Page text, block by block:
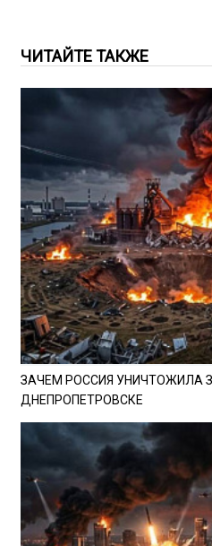
ЧИТАЙТЕ ТАКЖЕ
ЗАЧЕМ РОССИЯ УНИЧТОЖИЛА
ДНЕПРОПЕТРОВСКЕ